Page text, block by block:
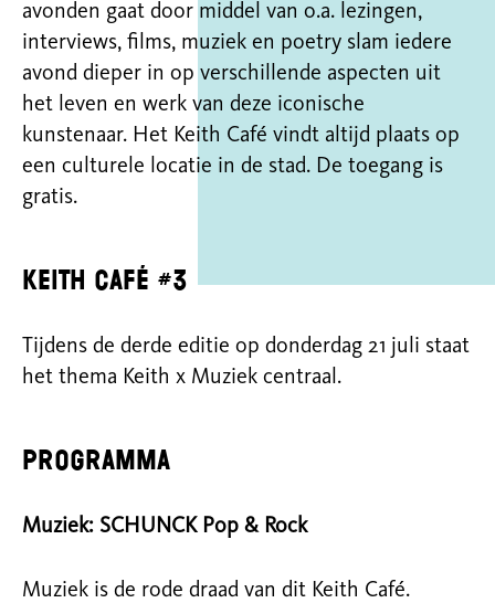
avonden gaat door middel van o.a. lezingen,
interviews, films, muziek en poetry slam iedere
avond dieper in op verschillende aspecten uit
het leven en werk van deze iconische
kunstenaar. Het Keith Café vindt altijd plaats op
een culturele locatie in de stad. De toegang is
gratis.
Keith Café #3
Tijdens de derde editie op donderdag 21 juli staat
het thema Keith x Muziek centraal.
Programma
Muziek: SCHUNCK Pop & Rock
Muziek is de rode draad van dit Keith Café.